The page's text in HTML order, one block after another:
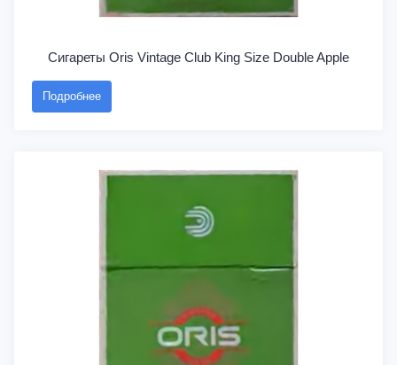
Сигареты Oris Vintage Club King Size Double Apple
Подробнее